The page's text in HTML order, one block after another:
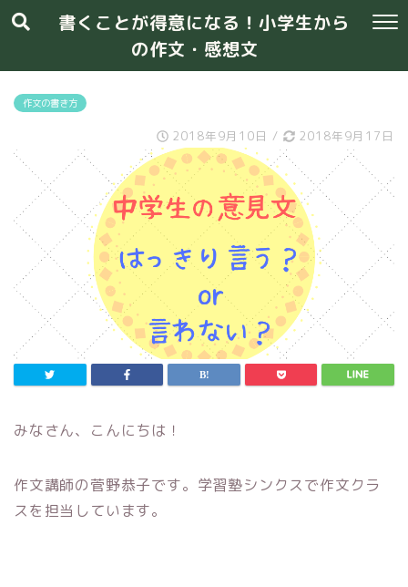
書くことが得意になる！小学生から
の作文・感想文
作文の書き方
2018年9月10日 / 2018年9月17日
みなさん、こんにちは！
作文講師の菅野恭子です。学習塾シンクスで作文クラ
スを担当しています。